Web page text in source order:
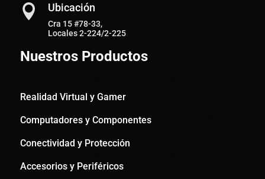
 Ubicación
Cra 15 #78-33,
Locales 2-224/2-225
Nuestros Productos
Realidad Virtual y Gamer
Computadores y Componentes
Conectividad y Protección
Accesorios y Periféricos